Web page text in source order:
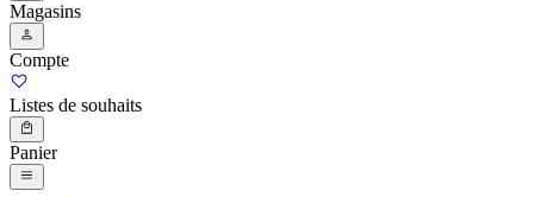
Magasins
Compte
Listes de souhaits
Panier